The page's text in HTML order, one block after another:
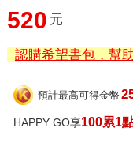
520 元
認購希望書包，幫
預計最高可得金幣
HAPPY GO享100累1